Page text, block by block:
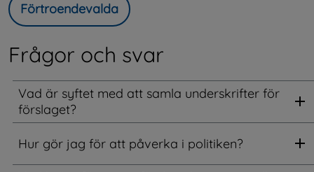
Förtroendevalda
Frågor och svar
Vad är syftet med att samla underskrifter för
förslaget?
Hur gör jag för att påverka i politiken?